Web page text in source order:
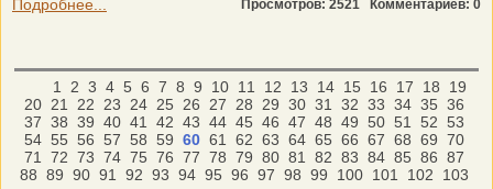
Подробнее...
Просмотров: 2521 Комментариев: 0
1 2 3 4 5 6 7 8 9 10 11 12 13 14 15 16 17 18
19
20 21 22 23 24 25 26 27 28 29 30 31 32 33 34 35 36
37 38 39 40 41 42 43 44 45 46 47 48 49 50 51 52 53
54 55 56 57 58 59 60 61 62 63 64 65 66 67 68 69 70
71
72 73 74 75 76 77 78 79 80 81 82 83 84 85 86 87
88 89 90 91 92 93 94 95 96 97 98 99 100 101 102
103